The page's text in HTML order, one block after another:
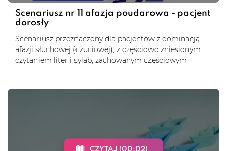
Scenariusz nr 11 afazja poudarowa - pacjent
dorosły
Scenariusz przeznaczony dla pacjentów z dominacją
afazji słuchowej (czuciowej), z częściowo zniesionym
czytaniem liter i sylab, zachowanym częściowym
CZYTAJ (00:02)